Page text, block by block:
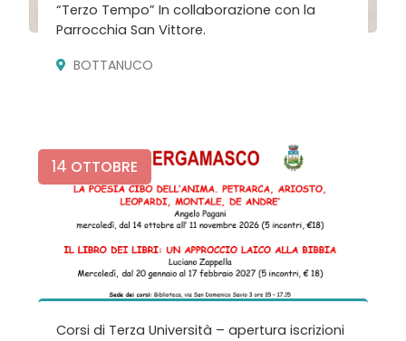
“Terzo Tempo” In collaborazione con la
Parrocchia San Vittore.
BOTTANUCO
14 OTTOBRE
Corsi di Terza Università – apertura iscrizioni